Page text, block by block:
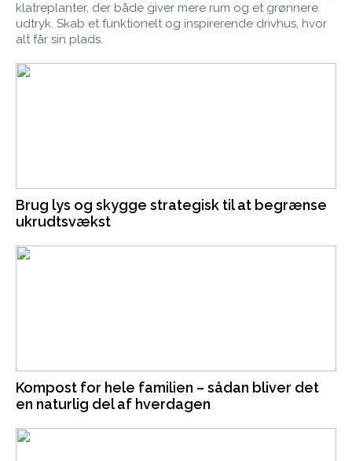
klatreplanter, der både giver mere rum og et grønnere
udtryk. Skab et funktionelt og inspirerende drivhus, hvor
alt får sin plads.
Brug lys og skygge strategisk til at begrænse
ukrudtsvækst
Kompost for hele familien – sådan bliver det
en naturlig del af hverdagen